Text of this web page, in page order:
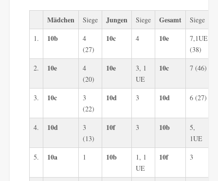
Mädchen Siege Jungen Siege Gesamt
Siege
1.
10b
4
(27)
10c 4 10e
7,1UE
(38)
2.
10e
4
(20)
10e
3, 1
UE
10c 7 (46)
3. 10c
3
(22)
10d 3 10d 6 (27)
4. 10d
3
(13)
10f 3 10b
5,
1UE
5.
10a 1 10b
1, 1
UE
10f 3